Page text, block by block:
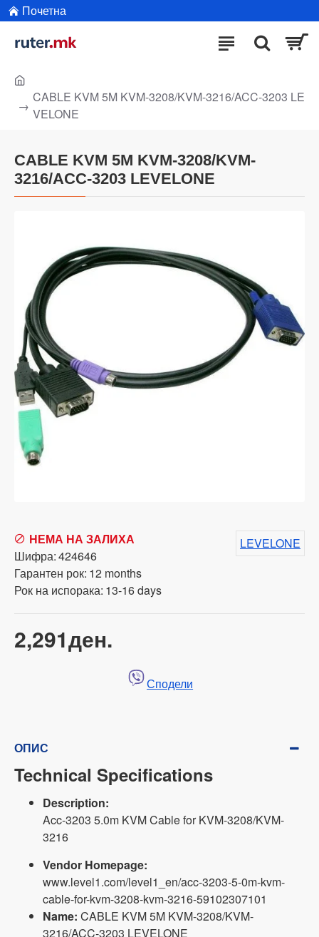
Почетна
CABLE KVM 5M KVM-3208/KVM-3216/ACC-3203 LE
VELONE
CABLE KVM 5M KVM-3208/KVM-
3216/ACC-3203 LEVELONE
2,291ден.
НЕМА НА ЗАЛИХА
Шифра:424646
Гарантен рок: 12 months
Рок на испорака: 13-16 days
LEVELONE
Сподели
ОПИС
Technical Specifications
Description:
Acc-3203 5.0m KVM Cable for KVM-3208/KVM-
3216
Vendor Homepage:
www.level1.com/level1_en/acc-3203-5-0m-kvm-
cable-for-kvm-3208-kvm-3216-59102307101
Name: CABLE KVM 5M KVM-3208/KVM-
3216/ACC-3203 LEVELONE